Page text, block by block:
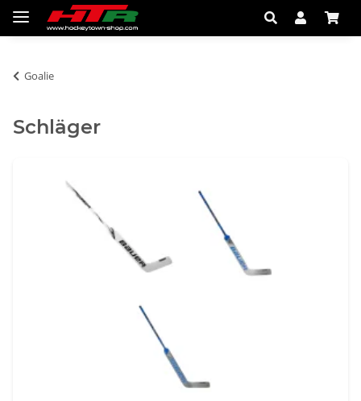
Goalie
Schläger